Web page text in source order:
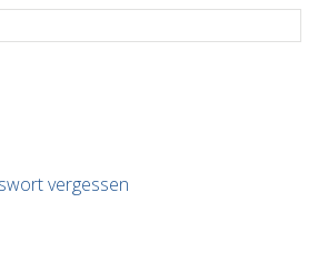
vergessen